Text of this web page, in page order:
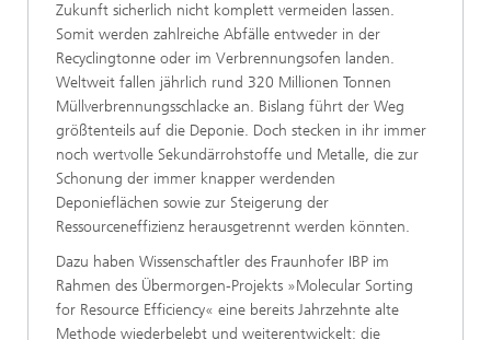
Zukunft sicherlich nicht komplett vermeiden lassen.
Somit werden zahlreiche Abfälle entweder in der
Recyclingtonne oder im Verbrennungsofen landen.
Weltweit fallen jährlich rund 320 Millionen Tonnen
Müllverbrennungsschlacke an. Bislang führt der Weg
größtenteils auf die Deponie. Doch stecken in ihr immer
noch wertvolle Sekundärrohstoffe und Metalle, die zur
Schonung der immer knapper werdenden
Deponieflächen sowie zur Steigerung der
Ressourceneffizienz herausgetrennt werden könnten.
Dazu haben Wissenschaftler des Fraunhofer IBP im
Rahmen des Übermorgen-Projekts »Molecular Sorting
for Resource Efficiency« eine bereits Jahrzehnte alte
Methode wiederbelebt und weiterentwickelt: die